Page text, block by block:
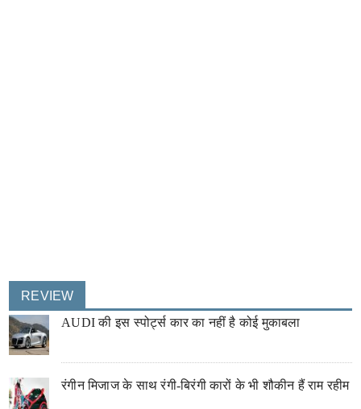
REVIEW
AUDI की इस स्पोर्ट्स कार का नहीं है कोई मुकाबला
रंगीन मिजाज के साथ रंगी-बिरंगी कारों के भी शौकीन हैं राम रहीम